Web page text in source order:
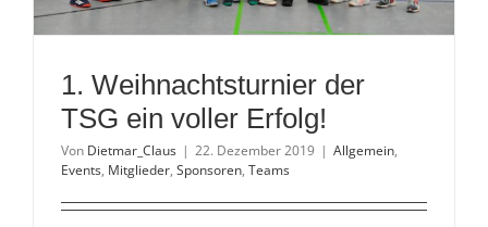
1. Weihnachtsturnier der
TSG ein voller Erfolg!
Von Dietmar_Claus | 22. Dezember 2019 | Allgemein,
Events, Mitglieder, Sponsoren, Teams